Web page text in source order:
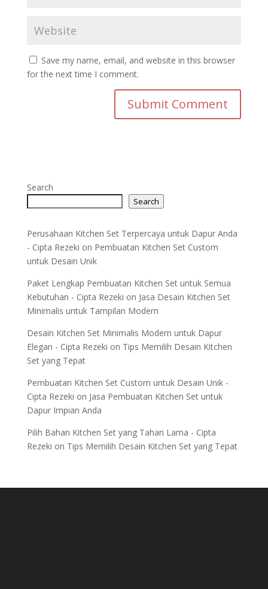
Save my name, email, and website in this browser
for the next time I comment.
Search
Search
Perusahaan Kitchen Set Terpercaya untuk Dapur Anda
- Cipta Rezeki on Pembuatan Kitchen Set Custom
untuk Desain Unik
Paket Lengkap Pembuatan Kitchen Set untuk Semua
Kebutuhan - Cipta Rezeki on Jasa Desain Kitchen Set
Minimalis untuk Tampilan Modern
Desain Kitchen Set Minimalis Modern untuk Dapur
Elegan - Cipta Rezeki on Tips Memilih Desain Kitchen
Set yang Tepat
Pembuatan Kitchen Set Custom untuk Desain Unik -
Cipta Rezeki on Jasa Pembuatan Kitchen Set untuk
Dapur Impian Anda
Pilih Bahan Kitchen Set yang Tahan Lama - Cipta
Rezeki on Tips Memilih Desain Kitchen Set yang Tepat